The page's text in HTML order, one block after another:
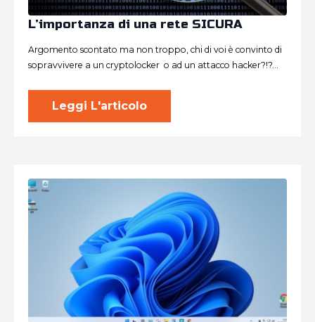
L’importanza di una rete SICURA
Argomento scontato ma non troppo, chi di voi è convinto di
sopravvivere a un cryptolocker o ad un attacco hacker?!?…
Leggi L'articolo